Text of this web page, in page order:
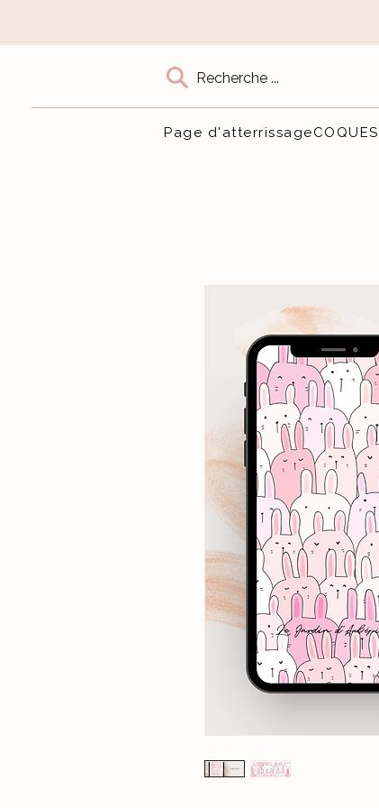
Recherche ...
Page d'atterrissageCOQUES